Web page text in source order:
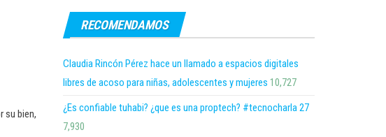
su bien,
RECOMENDAMOS
Claudia Rincón Pérez hace un llamado a espacios digitales
libres de acoso para niñas, adolescentes y mujeres 10,727
¿Es confiable tuhabi? ¿que es una proptech? #tecnocharla 27
7,930